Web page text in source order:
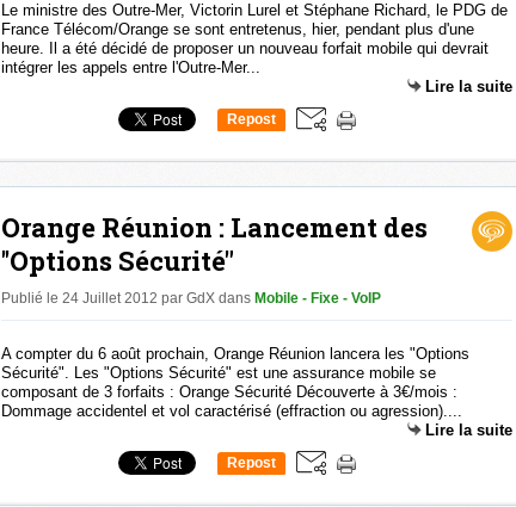
Le ministre des Outre-Mer, Victorin Lurel et Stéphane Richard, le PDG de
France Télécom/Orange se sont entretenus, hier, pendant plus d'une
heure. Il a été décidé de proposer un nouveau forfait mobile qui devrait
intégrer les appels entre l'Outre-Mer...
Lire la suite
Repost
Orange Réunion : Lancement des
''Options Sécurité"
Publié le 24 Juillet 2012 par GdX dans Mobile - Fixe - VoIP
A compter du 6 août prochain, Orange Réunion lancera les "Options
Sécurité". Les "Options Sécurité" est une assurance mobile se
composant de 3 forfaits : Orange Sécurité Découverte à 3€/mois :
Dommage accidentel et vol caractérisé (effraction ou agression)....
Lire la suite
Repost